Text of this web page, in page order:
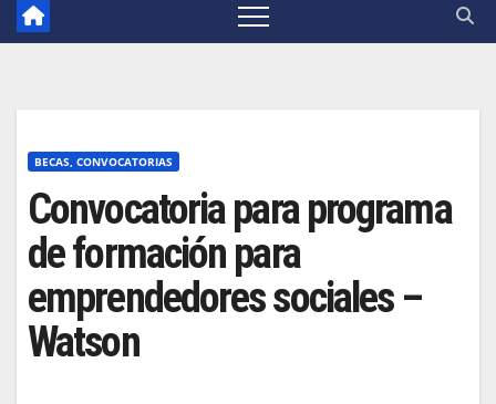
BECAS, CONVOCATORIAS
Convocatoria para programa
de formación para
emprendedores sociales –
Watson